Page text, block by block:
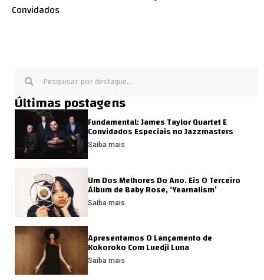
Convidados
Últimas postagens
Fundamental: James Taylor Quartet E
Convidados Especiais no Jazzmasters
Saiba mais
Um Dos Melhores Do Ano. Eis O Terceiro
Álbum de Baby Rose, ‘Yearnalism’
Saiba mais
Apresentamos O Lançamento de
Kokoroko Com Luedji Luna
Saiba mais